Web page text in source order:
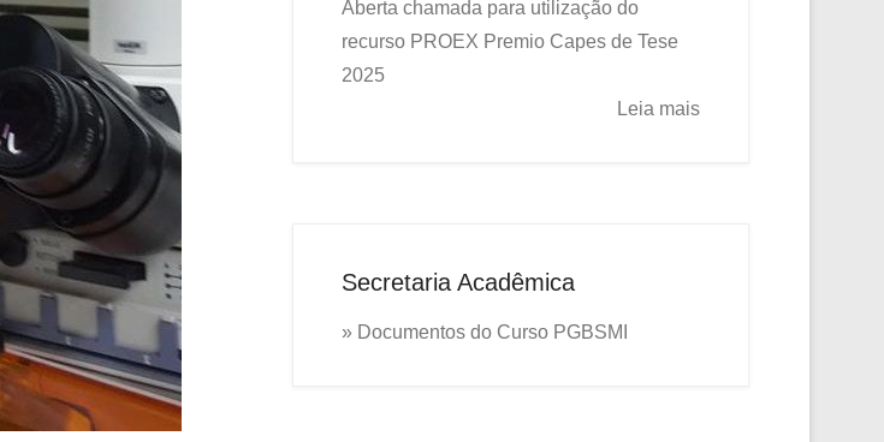
Aberta chamada para utilização do
recurso PROEX Premio Capes de Tese
2025
Leia mais
Secretaria Acadêmica
» Documentos do Curso PGBSMI